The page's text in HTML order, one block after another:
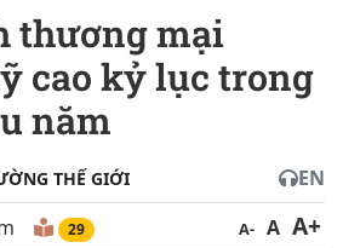
cao kỷ lục trong
năm
THẾ GIỚI
EN
29 A- A A+